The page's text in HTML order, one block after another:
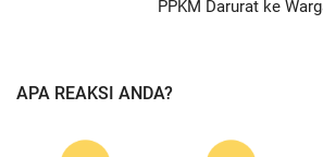
PPKM Darurat ke
APA REAKSI ANDA?